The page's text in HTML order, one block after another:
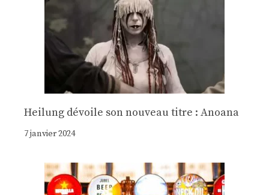
Heilung dévoile son nouveau titre : Anoana
7 janvier 2024